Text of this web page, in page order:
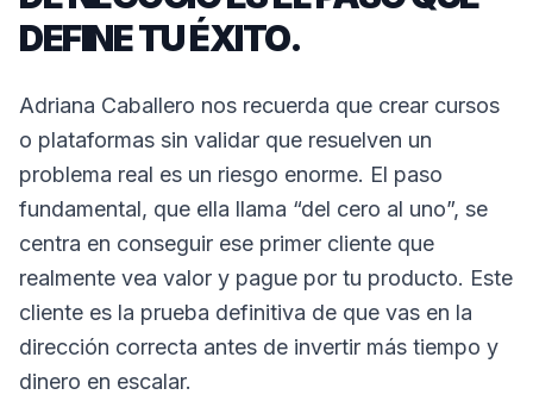
DEFINE TU ÉXITO.
Adriana Caballero nos recuerda que crear cursos
o plataformas sin validar que resuelven un
problema real es un riesgo enorme. El paso
fundamental, que ella llama “del cero al uno”, se
centra en conseguir ese primer cliente que
realmente vea valor y pague por tu producto. Este
cliente es la prueba definitiva de que vas en la
dirección correcta antes de invertir más tiempo y
dinero en escalar.